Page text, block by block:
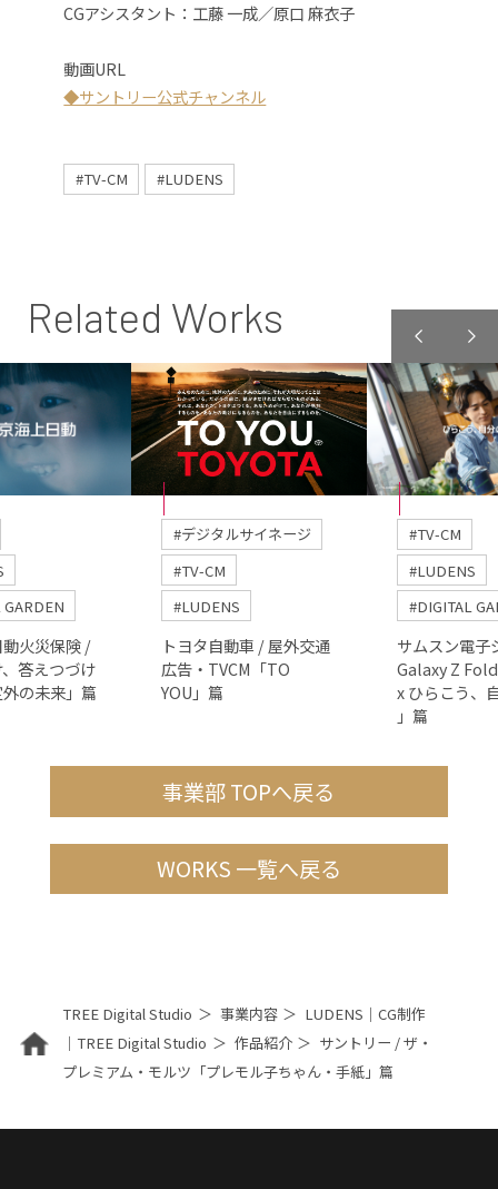
CGアシスタント：工藤 一成／原口 麻衣子
動画URL
◆サントリー公式チャンネル
#TV-CM #LUDENS
Related Works
火災保険 /
答えつづけ
の未来」篇
#デジタルサイネージ
#TV-CM
#LUDENS
トヨタ自動車 / 屋外交通
広告・TVCM「TO
YOU」篇
#TV-CM
#LUDENS
#DIGITAL
サムスン電子
Galaxy Z
x ひらこう、
」篇
事業部 TOPへ戻る
WORKS 一覧へ戻る
TREE Digital Studio 事業内容
LUDENS｜CG制作
｜TREE Digital Studio
作品紹介
サントリー / ザ・
プレミアム・モルツ「プレモル子ちゃん・手紙」篇